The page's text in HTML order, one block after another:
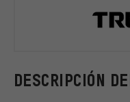
DESCRIPCIÓN